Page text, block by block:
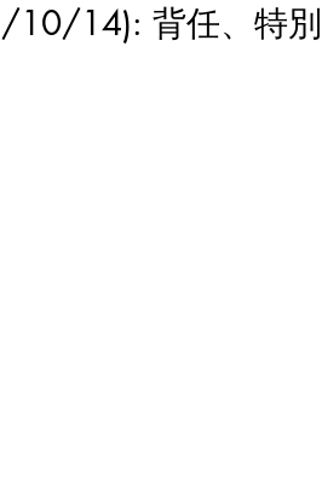
14): 背任、特